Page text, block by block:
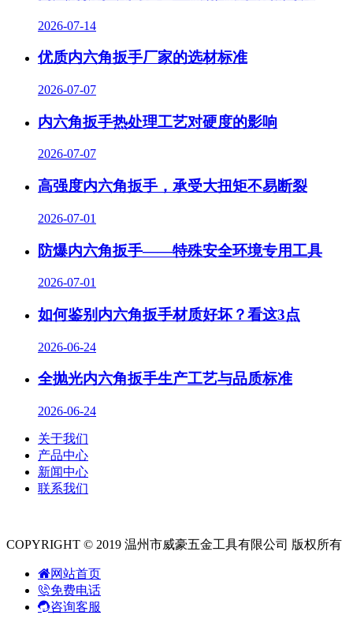
2026-07-14
优质内六角扳手厂家的选材标准
2026-07-07
内六角扳手热处理工艺对硬度的影响
2026-07-07
高强度内六角扳手，承受大扭矩不易断裂
2026-07-01
防爆内六角扳手——特殊安全环境专用工具
2026-07-01
如何鉴别内六角扳手材质好坏？看这3点
2026-06-24
全抛光内六角扳手生产工艺与品质标准
2026-06-24
关于我们
产品中心
新闻中心
联系我们
COPYRIGHT © 2019 温州市威豪五金工具有限公司 版权所有
网站首页
免费电话
咨询客服